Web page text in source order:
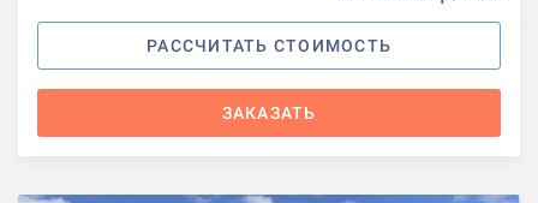
РАССЧИТАТЬ СТОИМОСТЬ
ЗАКАЗАТЬ